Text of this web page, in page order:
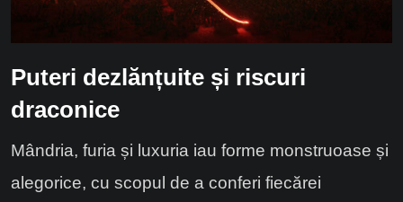
Puteri dezlănțuite și riscuri
draconice
Mândria, furia și luxuria iau forme monstruoase și
alegorice, cu scopul de a conferi fiecărei